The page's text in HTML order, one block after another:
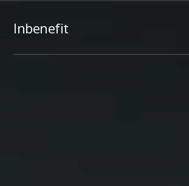
Inbenefit